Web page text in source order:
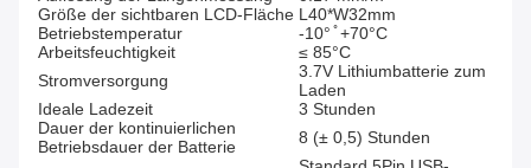
Größe der sichtbaren LCD-Fläche L40*W32mm
Betriebstemperatur
-10° ̊ +70°C
Arbeitsfeuchtigkeit
≤ 85°C
Stromversorgung
3.7V Lithiumbatterie zum
Laden
Ideale Ladezeit
3 Stunden
Dauer der kontinuierlichen
Betriebsdauer der Batterie
8 (± 0,5) Stunden